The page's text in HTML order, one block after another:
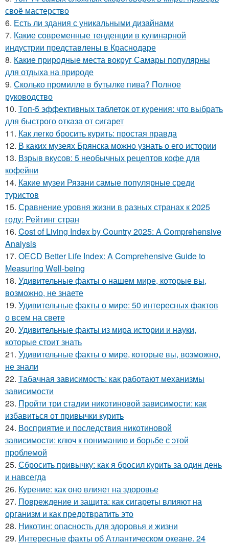
своё мастерство
6. Есть ли здания с уникальными дизайнами
7. Какие современные тенденции в кулинарной
индустрии представлены в Краснодаре
8. Какие природные места вокруг Самары популярны
для отдыха на природе
9. Сколько промилле в бутылке пива? Полное
руководство
10. Топ-5 эффективных таблеток от курения: что выбрать
для быстрого отказа от сигарет
11. Как легко бросить курить: простая правда
12. В каких музеях Брянска можно узнать о его истории
13. Взрыв вкусов: 5 необычных рецептов кофе для
кофейни
14. Какие музеи Рязани самые популярные среди
туристов
15. Сравнение уровня жизни в разных странах к 2025
году: Рейтинг стран
16. Cost of Living Index by Country 2025: A Comprehensive
Analysis
17. OECD Better Life Index: A Comprehensive Guide to
Measuring Well-being
18. Удивительные факты о нашем мире, которые вы,
возможно, не знаете
19. Удивительные факты о мире: 50 интересных фактов
о всем на свете
20. Удивительные факты из мира истории и науки,
которые стоит знать
21. Удивительные факты о мире, которые вы, возможно,
не знали
22. Табачная зависимость: как работают механизмы
зависимости
23. Пройти три стадии никотиновой зависимости: как
избавиться от привычки курить
24. Восприятие и последствия никотиновой
зависимости: ключ к пониманию и борьбе с этой
проблемой
25. Сбросить привычку: как я бросил курить за один день
и навсегда
26. Курение: как оно влияет на здоровье
27. Повреждение и защита: как сигареты влияют на
организм и как предотвратить это
28. Никотин: опасность для здоровья и жизни
29. Интересные факты об Атлантическом океане. 24